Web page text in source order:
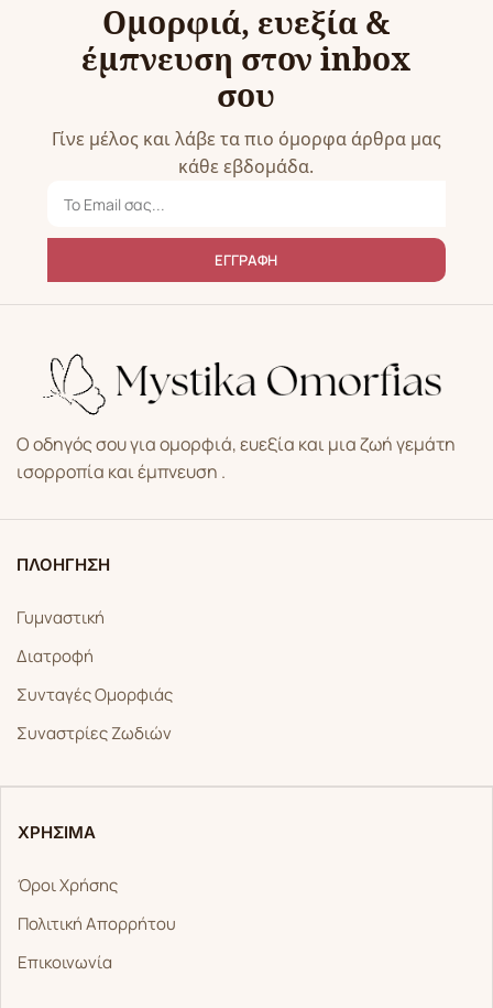
Ομορφιά, ευεξία &
έμπνευση στον inbox
σου
Γίνε μέλος και λάβε τα πιο όμορφα άρθρα μας
κάθε εβδομάδα.
ΕΓΓΡΑΦΗ
Ο οδηγός σου για ομορφιά, ευεξία και μια ζωή γεμάτη
ισορροπία και έμπνευση .
ΠΛΟΗΓΗΣΗ
Γυμναστική
Διατροφή
Συνταγές Ομορφιάς
Συναστρίες Ζωδιών
ΧΡΗΣΙΜΑ
Όροι Χρήσης
Πολιτική Απορρήτου
Επικοινωνία